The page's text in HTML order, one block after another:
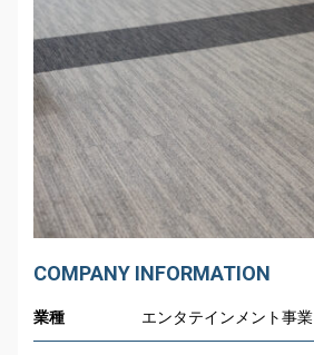
COMPANY INFORMATION
業種 エンタテインメント事業